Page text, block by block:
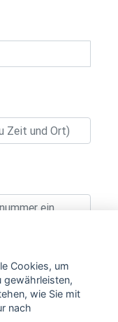
Cookies, um
gewährleisten,
wie Sie mit
nach